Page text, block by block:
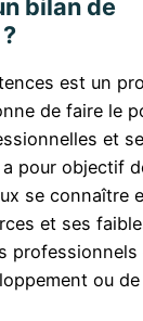
bilan de
est un
de faire le
et
pour objectif
se connaître
et ses
professionnels
ou de